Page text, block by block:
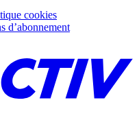
cookies
d’abonnement